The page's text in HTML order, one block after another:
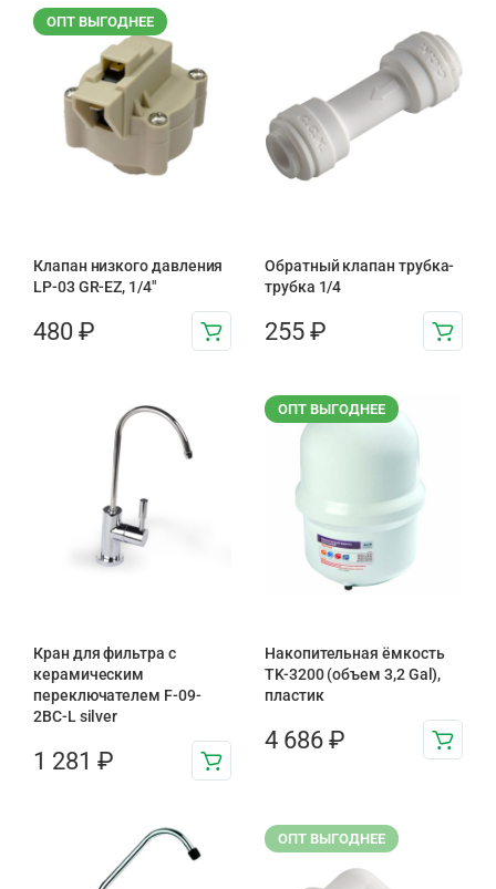
ОПТ ВЫГОДНЕЕ
Клапан низкого давления
LP-03 GR-EZ, 1/4"
480 ₽
Обратный клапан трубка-
трубка 1/4
255 ₽
Кран для фильтра с
керамическим
переключателем F-09-
2BC-L silver
1 281 ₽
ОПТ ВЫГОДНЕЕ
Накопительная ёмкость
TK-3200 (объем 3,2 Gal),
пластик
4 686 ₽
ОПТ ВЫГОДНЕЕ